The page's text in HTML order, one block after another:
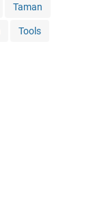
Taman
Tools